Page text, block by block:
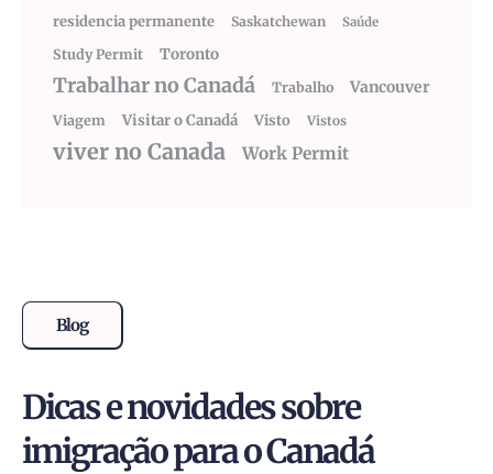
residencia permanente
Saskatchewan Saúde
Study Permit Toronto
Trabalhar no Canadá Trabalho Vancouver
Viagem Visitar o Canadá Visto Vistos
viver no Canada Work Permit
Blog
Dicas e novidades sobre
imigração para o Canadá